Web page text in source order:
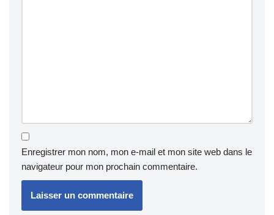
Enregistrer mon nom, mon e-mail et mon site web dans le
navigateur pour mon prochain commentaire.